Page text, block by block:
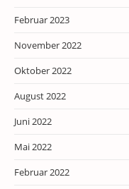
Februar 2023
November 2022
Oktober 2022
August 2022
Juni 2022
Mai 2022
Februar 2022